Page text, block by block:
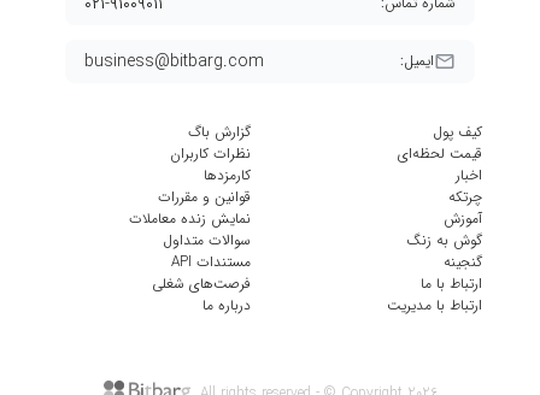
ایمیل: business@bitbarg.com
کیف پول
قیمت لحظه‌ای
اخبار
چرتکه
آموزش
گوش به زنگ
گنجینه
ارتباط با ما
ارتباط با مدیریت
گزارش باگ
نظرات کاربران
کارمزد‌ها
قوانین و مقررات
نمایش زنده معاملات
سوالات متداول
مستندات API
فرصت‌های شغلی
درباره ما